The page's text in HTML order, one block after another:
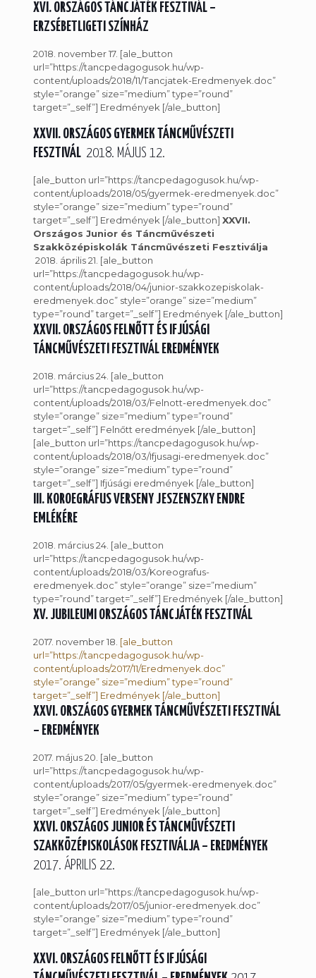
XVI. ORSZÁGOS TÁNCJÁTÉK FESZTIVÁL –
ERZSÉBETLIGETI SZÍNHÁZ
2018. november 17. [ale_button
url=”https://tancpedagogusok.hu/wp-
content/uploads/2018/11/Tancjatek-Eredmenyek.doc”
style=”orange” size=”medium” type=”round”
target=”_self”] Eredmények [/ale_button]
XXVII. ORSZÁGOS GYERMEK TÁNCMŰVÉSZETI
FESZTIVÁL 2018. MÁJUS 12.
[ale_button url=”https://tancpedagogusok.hu/wp-
content/uploads/2018/05/gyermek-eredmenyek.doc”
style=”orange” size=”medium” type=”round”
target=”_self”] Eredmények [/ale_button] XXVII.
Országos Junior és Táncművészeti
Szakközépiskolák Táncművészeti Fesztiválja
2018. április 21. [ale_button
url=”https://tancpedagogusok.hu/wp-
content/uploads/2018/04/junior-szakkozepiskolak-
eredmenyek.doc” style=”orange” size=”medium”
type=”round” target=”_self”] Eredmények [/ale_button]
XXVII. ORSZÁGOS FELNŐTT ÉS IFJÚSÁGI
TÁNCMŰVÉSZETI FESZTIVÁL EREDMÉNYEK
2018. március 24. [ale_button
url=”https://tancpedagogusok.hu/wp-
content/uploads/2018/03/Felnott-eredmenyek.doc”
style=”orange” size=”medium” type=”round”
target=”_self”] Felnőtt eredmények [/ale_button]
[ale_button url=”https://tancpedagogusok.hu/wp-
content/uploads/2018/03/Ifjusagi-eredmenyek.doc”
style=”orange” size=”medium” type=”round”
target=”_self”] Ifjúsági eredmények [/ale_button]
III. KOROEGRÁFUS VERSENY JESZENSZKY ENDRE
EMLÉKÉRE
2018. március 24. [ale_button
url=”https://tancpedagogusok.hu/wp-
content/uploads/2018/03/Koreografus-
eredmenyek.doc” style=”orange” size=”medium”
type=”round” target=”_self”] Eredmények [/ale_button]
XV. JUBILEUMI ORSZÁGOS TÁNCJÁTÉK FESZTIVÁL
2017. november 18. [ale_button
url=”https://tancpedagogusok.hu/wp-
content/uploads/2017/11/Eredmenyek.doc”
style=”orange” size=”medium” type=”round”
target=”_self”] Eredmények [/ale_button]
XXVI. ORSZÁGOS GYERMEK TÁNCMŰVÉSZETI FESZTIVÁL
– EREDMÉNYEK
2017. május 20. [ale_button
url=”https://tancpedagogusok.hu/wp-
content/uploads/2017/05/gyermek-eredmenyek.doc”
style=”orange” size=”medium” type=”round”
target=”_self”] Eredmények [/ale_button]
XXVI. ORSZÁGOS JUNIOR ÉS TÁNCMŰVÉSZETI
SZAKKÖZÉPISKOLÁSOK FESZTIVÁLJA – EREDMÉNYEK
2017. ÁPRILIS 22.
[ale_button url=”https://tancpedagogusok.hu/wp-
content/uploads/2017/05/junior-eredmenyek.doc”
style=”orange” size=”medium” type=”round”
target=”_self”] Eredmények [/ale_button]
XXVI. ORSZÁGOS FELNŐTT ÉS IFJÚSÁGI